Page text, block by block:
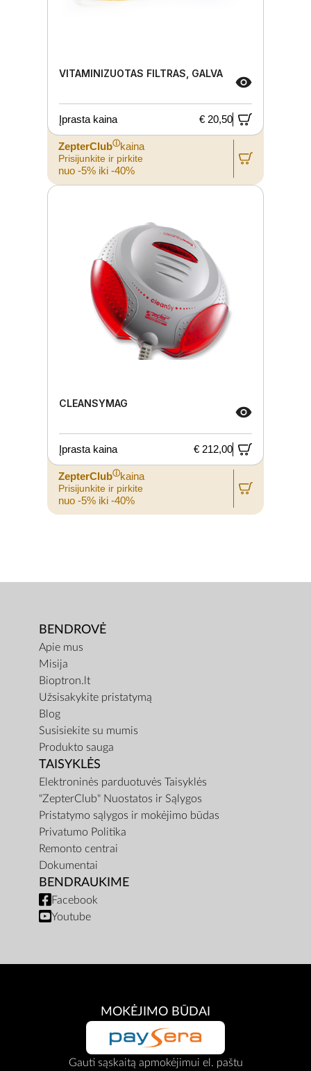
VITAMINIZUOTAS FILTRAS, GALVA
Įprasta kaina € 20,50
ZepterClubⓘkaina
Prisijunkite ir pirkite
nuo -5% iki -40%
CLEANSYMAG
Įprasta kaina € 212,00
ZepterClubⓘkaina
Prisijunkite ir pirkite
nuo -5% iki -40%
BENDROVĖ
Apie mus
Misija
Bioptron.lt
Užsisakykite pristatymą
Blog
Susisiekite su mumis
Produkto sauga
TAISYKLĖS
Elektroninės parduotuvės Taisyklės
"ZepterClub" Nuostatos ir Sąlygos
Pristatymo sąlygos ir mokėjimo būdas
Privatumo Politika
Remonto centrai
Dokumentai
BENDRAUKIME
Facebook
Youtube
MOKĖJIMO BŪDAI
Gauti sąskaitą apmokėjimui el. paštu